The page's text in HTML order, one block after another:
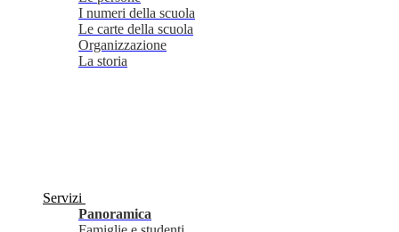
I numeri della scuola
Le carte della scuola
Organizzazione
La storia
Servizi
Panoramica